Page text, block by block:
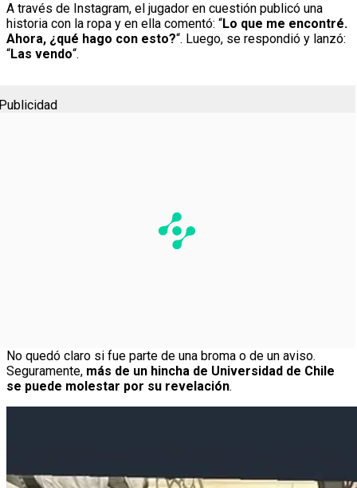
A través de Instagram, el jugador en cuestión publicó una
historia con la ropa y en ella comentó: “Lo que me encontré.
Ahora, ¿qué hago con esto?“. Luego, se respondió y lanzó:
“Las vendo“.
No quedó claro si fue parte de una broma o de un aviso.
Seguramente, más de un hincha de Universidad de Chile
se puede molestar por su revelación.